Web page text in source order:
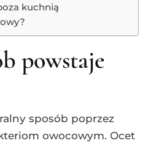
kuchnią
powstaje
sposób poprzez
owocowym. Ocet